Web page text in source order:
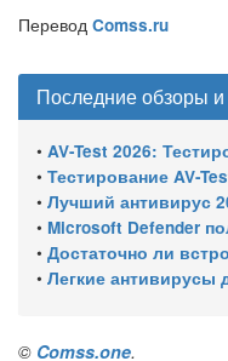
Перевод Comss.ru
Последние обзоры и
• AV-Test 2026: Тестирование защиты
• Тестирование AV-Test 2026:
• Лучший антивирус 2026: Тестирование
• Microsoft Defender получил худшую
• Достаточно ли встроенного
• Легкие антивирусы для слабых
© Comss.one.